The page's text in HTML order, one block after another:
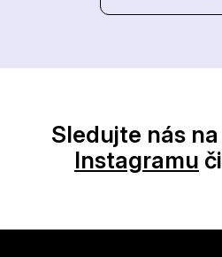
Sledujte nás na
Instagramu či